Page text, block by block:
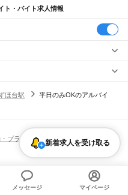
ト・バイト求人情報
飯能市加須市
市草加市越谷市蕨市戸田市入間市
北本市
大里郡 北葛飾郡
三郷駅
折原駅寄居駅 松久駅児玉駅
洗い場 精肉・鮮魚加工給食調理
バー（BAR）・バーテンダー
髪型・髪色自由ひげOKネイルOK
み等）
ほ台駅
平日のみOKのアルバイ
新着求人を受け取る
プライバシーポリシー
メッセージ マイページ